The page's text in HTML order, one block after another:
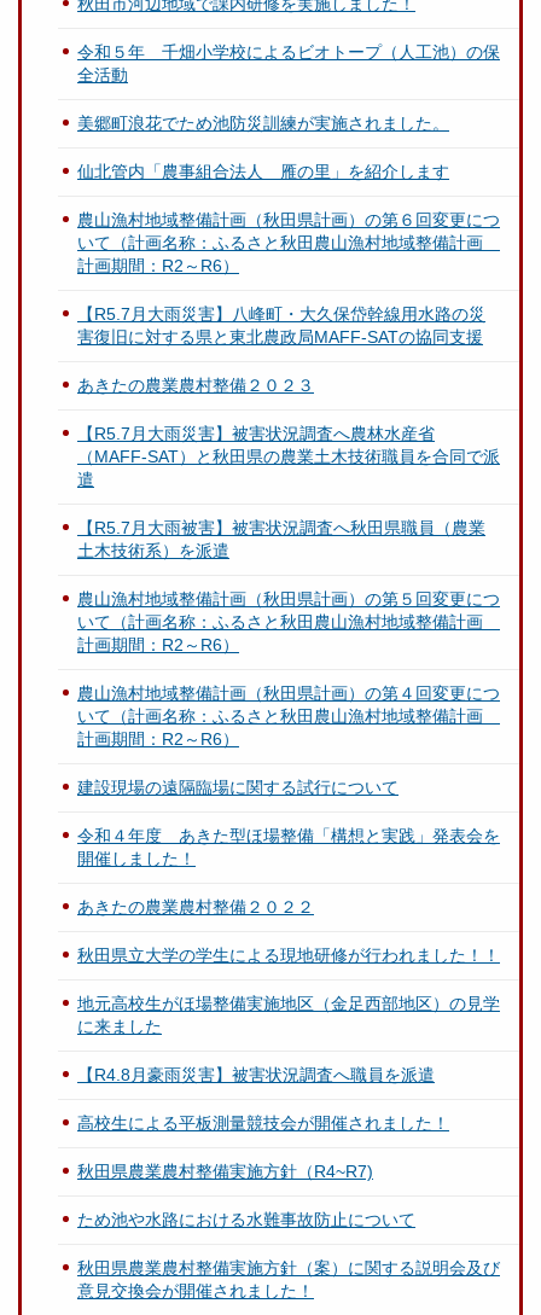
令和５年 千畑小学校によるビオトープ（人工池）の保
全活動
美郷町浪花でため池防災訓練が実施されました。
仙北管内「農事組合法人 雁の里」を紹介します
農山漁村地域整備計画（秋田県計画）の第６回変更につ
いて（計画名称：ふるさと秋田農山漁村地域整備計画
計画期間：R2～R6）
【R5.7月大雨災害】八峰町・大久保岱幹線用水路の災
害復旧に対する県と東北農政局MAFF-SATの協同支援
あきたの農業農村整備２０２３
【R5.7月大雨災害】被害状況調査へ農林水産省
（MAFF-SAT）と秋田県の農業土木技術職員を合同で派
遣
【R5.7月大雨被害】被害状況調査へ秋田県職員（農業
土木技術系）を派遣
農山漁村地域整備計画（秋田県計画）の第５回変更につ
いて（計画名称：ふるさと秋田農山漁村地域整備計画
計画期間：R2～R6）
農山漁村地域整備計画（秋田県計画）の第４回変更につ
いて（計画名称：ふるさと秋田農山漁村地域整備計画
計画期間：R2～R6）
建設現場の遠隔臨場に関する試行について
令和４年度 あきた型ほ場整備「構想と実践」発表会を
開催しました！
あきたの農業農村整備２０２２
秋田県立大学の学生による現地研修が行われました！！
地元高校生がほ場整備実施地区（金足西部地区）の見学
に来ました
【R4.8月豪雨災害】被害状況調査へ職員を派遣
高校生による平板測量競技会が開催されました！
秋田県農業農村整備実施方針（R4~R7)
ため池や水路における水難事故防止について
秋田県農業農村整備実施方針（案）に関する説明会及び
意見交換会が開催されました！